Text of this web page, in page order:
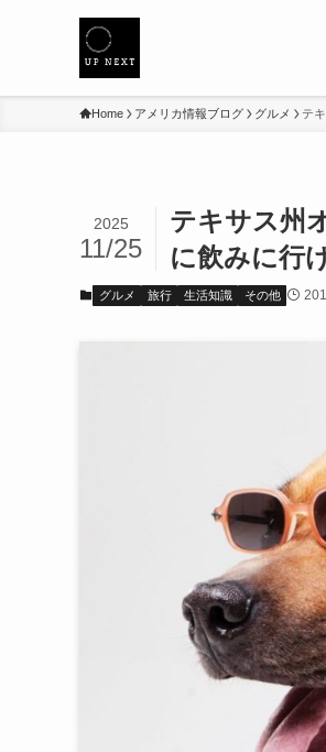
Home アメリカ情報ブログ グルメ テ
テキサス州
に飲みに行
2025
11/25
グルメ 旅行 生活知識 その他